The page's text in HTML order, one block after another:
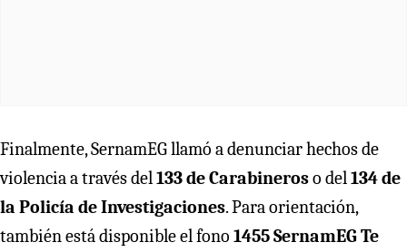
Finalmente, SernamEG llamó a denunciar hechos de
violencia a través del133 de Carabineroso del134 de
la Policía de Investigaciones. Para orientación,
también está disponible el fono 1455 SernamEG Te